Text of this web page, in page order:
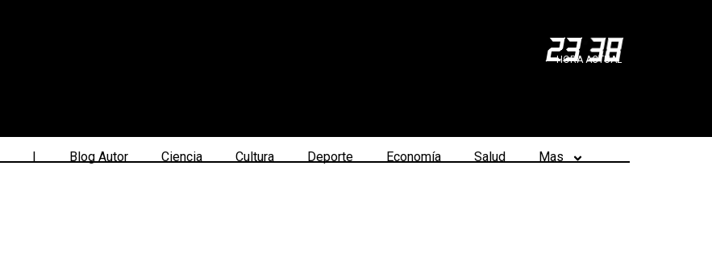
23:38
HORA ACTUAL
| Blog Autor Ciencia Cultura Deporte Economía Salud Mas